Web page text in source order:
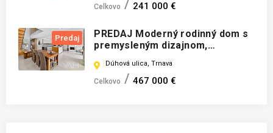
Celkovo 241 000 €
Predaj
PREDAJ Moderný rodinný dom s
premysleným dizajnom,
Trnava
Dúhová ulica, Trnava
Celkovo 467 000 €